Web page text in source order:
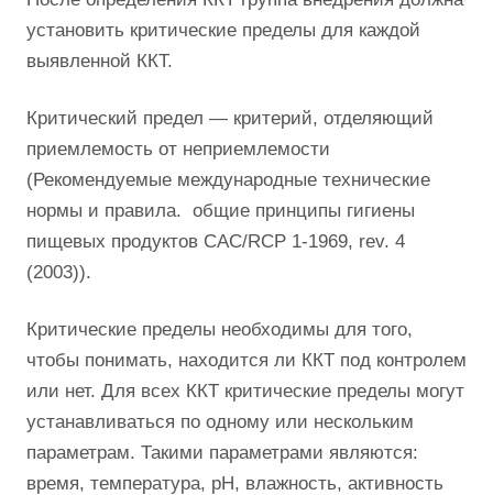
установить критические пределы для каждой
выявленной ККТ.
Критический предел — критерий, отделяющий
приемлемость от неприемлемости
(Рекомендуемые международные технические
нормы и правила. общие принципы гигиены
пищевых продуктов CAC/RCP 1-1969, rev. 4
(2003)).
Критические пределы необходимы для того,
чтобы понимать, находится ли ККТ под контролем
или нет. Для всех ККТ критические пределы могут
устанавливаться по одному или нескольким
параметрам. Такими параметрами являются:
время, температура, pH, влажность, активность